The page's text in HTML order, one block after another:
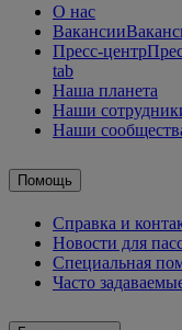
О нас
Вакансии
Пресс-центр
tab
Наша планета
Наши
Наши
Помощь
Справка и
Новости для
Специальная
Часто